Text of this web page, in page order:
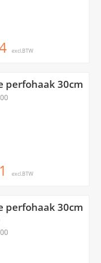
excl.BTW
perfohaak 30cm
excl.BTW
perfohaak 30cm